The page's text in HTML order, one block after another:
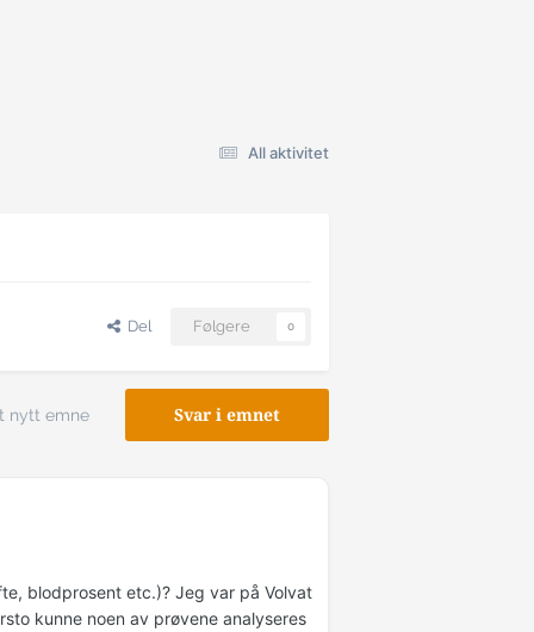
All aktivitet
Del Følgere 0
Svar i emnet
nytt emne
blodprosent etc.)? Jeg var på Volvat
kunne noen av prøvene analyseres